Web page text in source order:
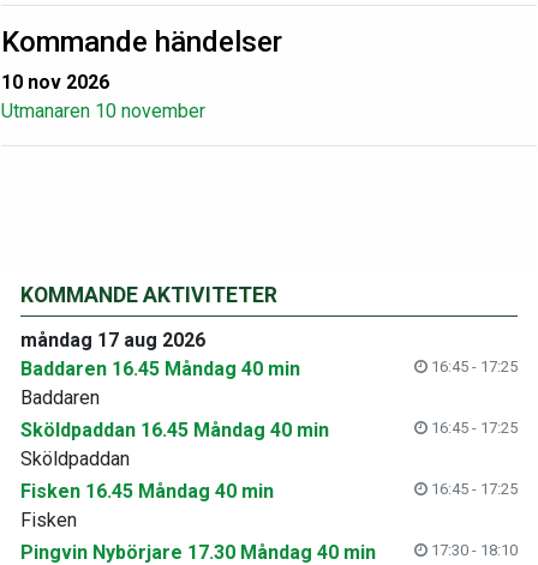
Kommande händelser
10 nov 2026
Utmanaren 10 november
KOMMANDE AKTIVITETER
måndag 17 aug 2026
Baddaren 16.45 Måndag 40 min
16:45 - 17:25
Baddaren
Sköldpaddan 16.45 Måndag 40 min
16:45 - 17:25
Sköldpaddan
Fisken 16.45 Måndag 40 min
16:45 - 17:25
Fisken
Pingvin Nybörjare 17.30 Måndag 40 min
17:30 - 18:10